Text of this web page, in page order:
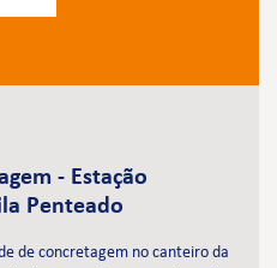
- Estação
Penteado
de concretagem no canteiro da